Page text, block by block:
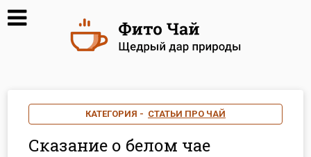
КАТЕГОРИЯ - СТАТЬИ ПРО ЧАЙ
Сказание о белом чае